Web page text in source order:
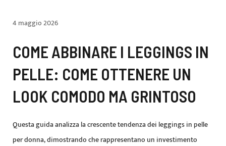
4 maggio 2026
COME ABBINARE I LEGGINGS IN
PELLE: COME OTTENERE UN
LOOK COMODO MA GRINTOSO
Questa guida analizza la crescente tendenza dei leggings in pelle
per donna, dimostrando che rappresentano un investimento